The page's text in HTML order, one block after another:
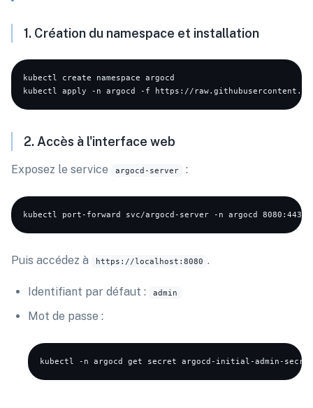
1. Création du namespace et installation
kubectl create namespace argocd
2. Accès à l'interface web
Exposez le service argocd-server :
Puis accédez à https://localhost:8080 .
Identifiant par défaut : admin
Mot de passe :
kubectl -n argocd get secret argocd-initial-admin-